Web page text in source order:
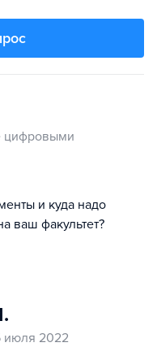
цифровыми
и куда надо
ваш факультет?
июля 2022